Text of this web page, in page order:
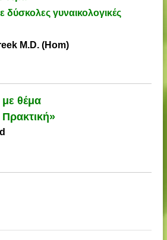
δύσκολες γυναικολογικές
M.D. (Hom)
με θέμα